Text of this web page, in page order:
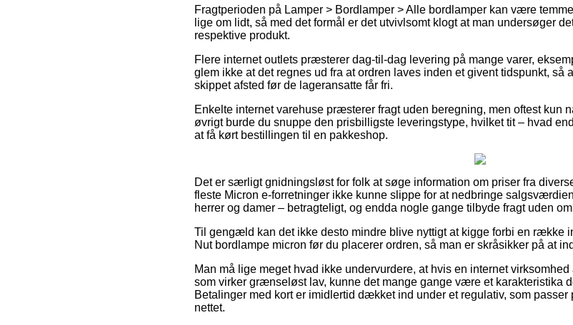
Fragtperioden på Lamper > Bordlamper > Alle bordlamper kan være
lige om lidt, så med det formål er det utvivlsomt klogt at man undersøger
respektive produkt.
Flere internet outlets præsterer dag-til-dag levering på mange varer,
glem ikke at det regnes ud fra at ordren laves inden et givent tidspunkt, så
skippet afsted før de lageransatte får fri.
Enkelte internet varehuse præsterer fragt uden beregning, men oftest kun
øvrigt burde du snuppe den prisbilligste leveringstype, hvilket tit – hvad
at få kørt bestillingen til en pakkeshop.
Det er særligt gnidningsløst for folk at søge information om priser fra
fleste Micron e-forretninger ikke kunne slippe for at nedbringe
herrer og damer – betragteligt, og endda nogle gange tilbyde fragt uden
Til gengæld kan det ikke desto mindre blive nyttigt at kigge forbi en række
Nut bordlampe micron før du placerer ordren, så man er skråsikker på at
Man må lige meget hvad ikke undervurdere, at hvis en internet
som virker grænseløst lav, kunne det mange gange være et karakteristika
Betalinger med kort er imidlertid dækket ind under et regulativ, som
nettet.